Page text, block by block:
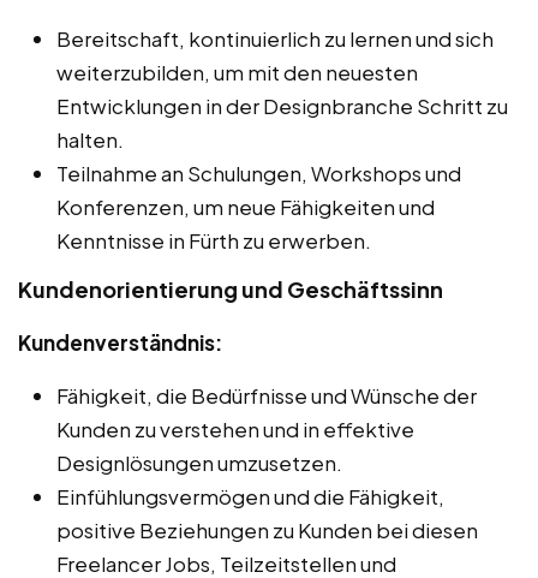
Bereitschaft, kontinuierlich zu lernen und sich
weiterzubilden, um mit den neuesten
Entwicklungen in der Designbranche Schritt zu
halten.
Teilnahme an Schulungen, Workshops und
Konferenzen, um neue Fähigkeiten und
Kenntnisse in Fürth zu erwerben.
Kundenorientierung und Geschäftssinn
Kundenverständnis:
Fähigkeit, die Bedürfnisse und Wünsche der
Kunden zu verstehen und in effektive
Designlösungen umzusetzen.
Einfühlungsvermögen und die Fähigkeit,
positive Beziehungen zu Kunden bei diesen
Freelancer Jobs, Teilzeitstellen und